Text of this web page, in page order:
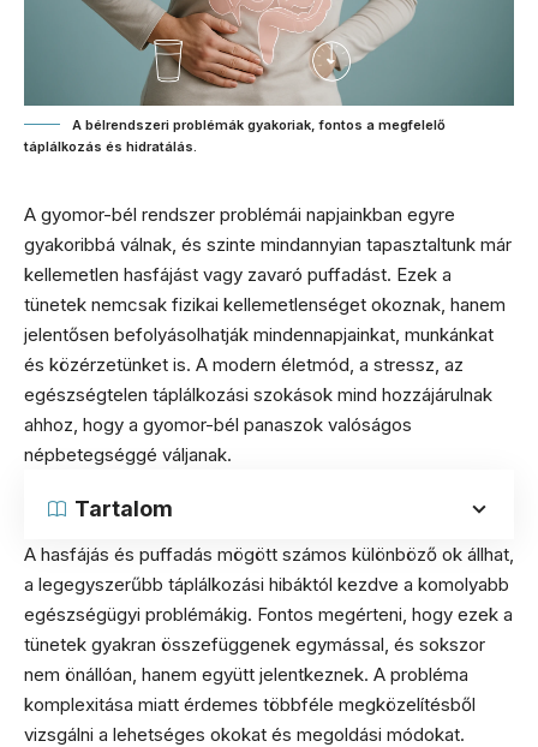
A bélrendszeri problémák gyakoriak, fontos a megfelelő
táplálkozás és hidratálás.
A gyomor-bél rendszer problémái napjainkban egyre
gyakoribbá válnak, és szinte mindannyian tapasztaltunk már
kellemetlen hasfájást vagy zavaró puffadást. Ezek a
tünetek nemcsak fizikai kellemetlenséget okoznak, hanem
jelentősen befolyásolhatják mindennapjainkat, munkánkat
és közérzetünket is. A modern életmód, a stressz, az
egészségtelen táplálkozási szokások mind hozzájárulnak
ahhoz, hogy a gyomor-bél panaszok valóságos
népbetegséggé váljanak.
Tartalom
A hasfájás és puffadás mögött számos különböző ok állhat,
a legegyszerűbb táplálkozási hibáktól kezdve a komolyabb
egészségügyi problémákig. Fontos megérteni, hogy ezek a
tünetek gyakran összefüggenek egymással, és sokszor
nem önállóan, hanem együtt jelentkeznek. A probléma
komplexitása miatt érdemes többféle megközelítésből
vizsgálni a lehetséges okokat és megoldási módokat.